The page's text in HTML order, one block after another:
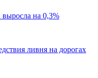
на 0,3%
ливня на дорогах